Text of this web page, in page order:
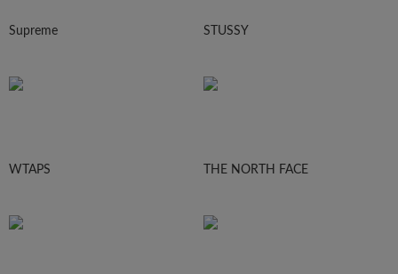
Supreme STUSSY
WTAPS THE NORTH FACE